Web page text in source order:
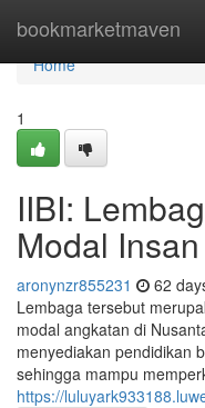
bookmarketmaven
Home
Home
1
IIBI:
Modal
aronynzr855231 62
Lembaga tersebut
modal angkatan di
menyediakan pendidikan
sehingga mampu
https://